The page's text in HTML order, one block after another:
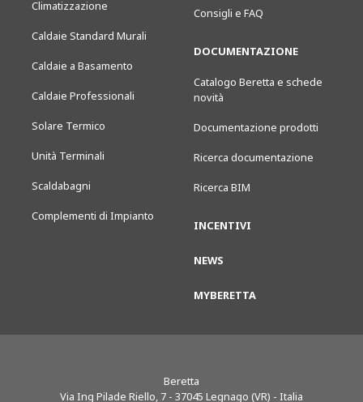
Climatizzazione
Caldaie Standard Murali
Caldaie a Basamento
Caldaie Professionali
Solare Termico
Unità Terminali
Scaldabagni
Complementi di Impianto
Consigli e FAQ
DOCUMENTAZIONE
Catalogo Beretta e schede
novità
Documentazione prodotti
Ricerca documentazione
Ricerca BIM
INCENTIVI
NEWS
MYBERETTA
Beretta
Via Ing Pilade Riello, 7 - 37045 Legnago (VR) - Italia